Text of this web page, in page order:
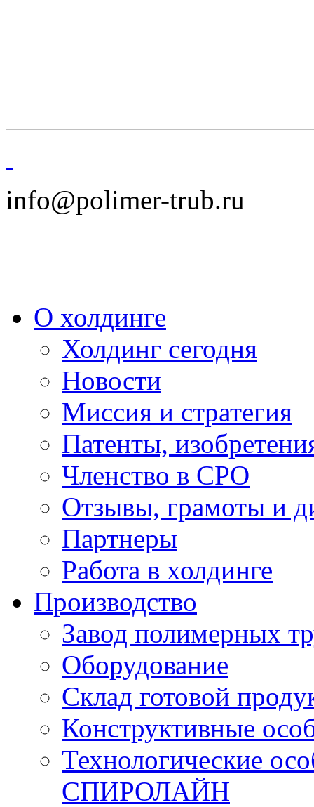
info@polimer-trub.ru
О холдинге
Холдинг сегодня
Новости
Миссия и стратегия
Патенты,
Членство в СРО
Отзывы, грамоты и
Партнеры
Работа в холдинге
Производство
Завод полимерных
Оборудование
Склад готовой
Конструктивные
Технологические
СПИРОЛАЙН